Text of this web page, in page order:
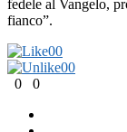
fedele al Vangelo,
fianco”.
00
00
0
0